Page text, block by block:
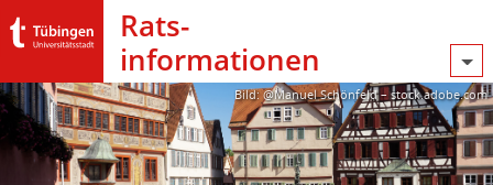
Rats­
informationen
Bild: @Manuel Schönfeld – stock.adobe.com